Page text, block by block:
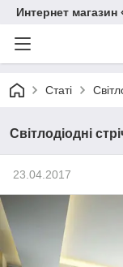
Интернет
Статі
Світлодіодні
23.04.2017